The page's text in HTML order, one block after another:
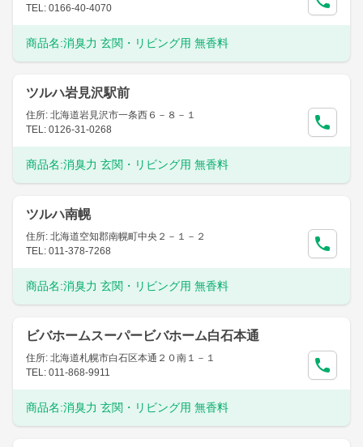
TEL: 0166-40-4070
商品名:消臭力 玄関・リビング用 無香料
ツルハ岩見沢駅前
住所: 北海道岩見沢市一条西６－８－１
TEL: 0126-31-0268
商品名:消臭力 玄関・リビング用 無香料
ツルハ南幌
住所: 北海道空知郡南幌町中央２－１－２
TEL: 011-378-7268
商品名:消臭力 玄関・リビング用 無香料
ビバホームスーパービバホーム白石本通
住所: 北海道札幌市白石区本通２０南１－１
TEL: 011-868-9911
商品名:消臭力 玄関・リビング用 無香料